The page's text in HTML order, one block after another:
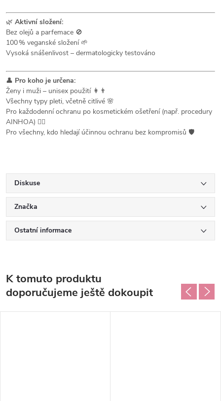
🌿 Aktivní složení:
Bez olejů a parfemace 🚫
100 % veganské složení 🌱
Vysoká snášenlivost – dermatologicky testováno
👤 Pro koho je určena:
Ženy i muži – unisex použití 👩👨
Všechny typy pleti, včetně citlivé 🌸
Pro každodenní ochranu po kosmetickém ošetření (např. procedury
AINHOA) 💆‍♀️
Pro všechny, kdo hledají účinnou ochranu bez kompromisů 🛡️
Diskuse
Značka
Ostatní informace
K tomuto produktu
doporučujeme ještě dokoupit